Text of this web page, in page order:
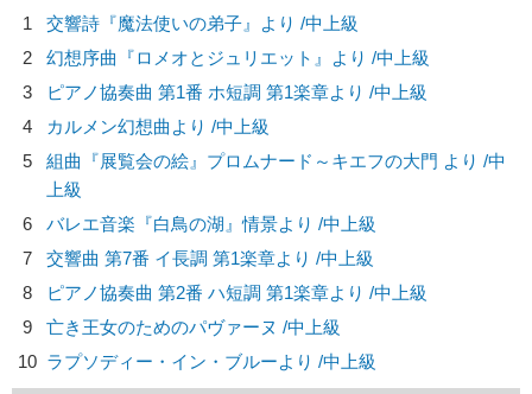
1
交響詩『魔法使いの弟子』より /中上級
2
幻想序曲『ロメオとジュリエット』より /中上級
3
ピアノ協奏曲 第1番 ホ短調 第1楽章より /中上級
4
カルメン幻想曲より /中上級
5
組曲『展覧会の絵』プロムナード～キエフの大門 より /中
上級
6
バレエ音楽『白鳥の湖』情景より /中上級
7
交響曲 第7番 イ長調 第1楽章より /中上級
8
ピアノ協奏曲 第2番 ハ短調 第1楽章より /中上級
9
亡き王女のためのパヴァーヌ /中上級
10 ラプソディー・イン・ブルーより /中上級